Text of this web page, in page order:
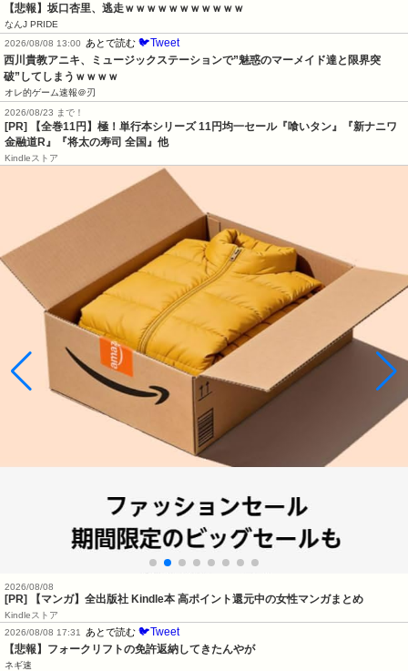
【悲報】坂口杏里、逃走ｗｗｗｗｗｗｗｗｗｗｗ
なんJ PRIDE
2026/08/08 13:00
あとで読む 🐦Tweet
西川貴教アニキ、ミュージックステーションで”魅惑のマーメイド達と限界突
破”してしまうｗｗｗｗ
オレ的ゲーム速報＠刃
2026/08/23 まで！
[PR]
【全巻11円】極！単行本シリーズ 11円均一セール『喰いタン』『新ナニワ
金融道R』『将太の寿司 全国』他
Kindleストア
2026/08/08
[PR] 【マンガ】全出版社 Kindle本 高ポイント還元中の女性マンガまとめ
Kindleストア
2026/08/08 17:31
あとで読む 🐦Tweet
【悲報】フォークリフトの免許返納してきたんやが
ネギ速